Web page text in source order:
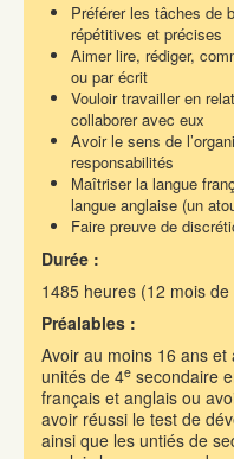
Préférer les tâches de
répétitives et précises
Aimer lire, rédiger,
ou par écrit
Vouloir travailler en
collaborer avec eux
Avoir le sens de
responsabilités
Maîtriser la langue
langue anglaise (un
Faire preuve de
Durée :
1485 heures (12 mois
Préalables :
Avoir au moins 16 ans et
unités de 4e secondaire
français et anglais ou
avoir réussi le test de
ainsi que les untiés de